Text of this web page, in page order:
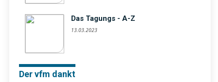
Das Tagungs - A-Z
13.03.2023
Der vfm dankt